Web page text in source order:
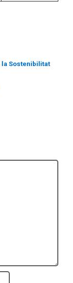
la Sostenibilitat